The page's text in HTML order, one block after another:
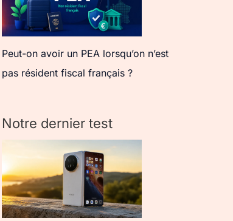
Peut-on avoir un PEA lorsqu’on n’est
pas résident fiscal français ?
Notre dernier test